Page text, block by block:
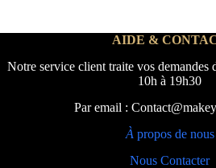
AIDE &
Notre service client traite vos demandes
10h à 19h30
Par email :
À propos de nous
Nous Contacter